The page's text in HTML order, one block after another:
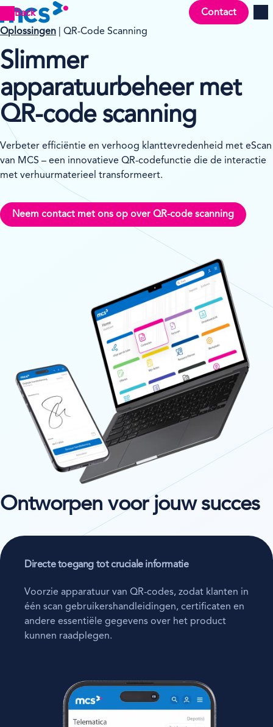
Back Contact
Oplossingen | QR-Code Scanning
Slimmer
apparatuurbeheer met
QR-code scanning
Verbeter efficiëntie en verhoog klanttevredenheid met eScan
van MCS – een innovatieve QR-codefunctie die de interactie
met verhuurmaterieel transformeert.
Neem contact met ons op over QR-code scanning
Ontworpen voor jouw succes
Directe toegang tot cruciale informatie
Voorzie apparatuur van QR-codes, zodat klanten in
één scan gebruikershandleidingen, certificaten en
andere essentiële gegevens over het product
kunnen raadplegen.